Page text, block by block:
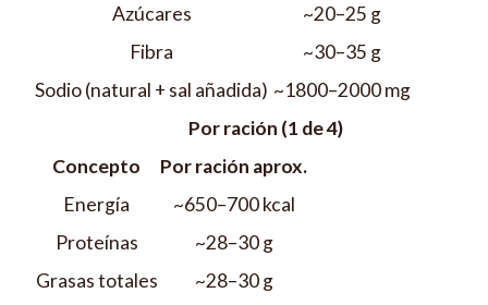
Azúcares
~20–25 g
Fibra
~30–35 g
Sodio (natural + sal añadida) ~1800–2000 mg
Por ración (1 de 4)
Concepto
Por ración aprox.
Energía
~650–700 kcal
Proteínas
~28–30 g
Grasas totales
~28–30 g